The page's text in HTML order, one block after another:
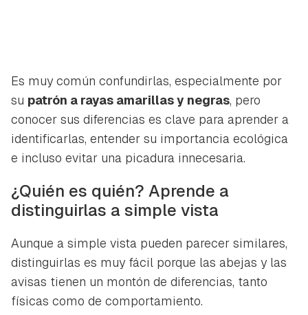
Es muy común confundirlas, especialmente por
su patrón a rayas amarillas y negras, pero
conocer sus diferencias es clave para aprender a
identificarlas, entender su importancia ecológica
e incluso evitar una picadura innecesaria.
¿Quién es quién? Aprende a
distinguirlas a simple vista
Aunque a simple vista pueden parecer similares,
distinguirlas es muy fácil porque las abejas y las
avisas tienen un montón de diferencias, tanto
físicas como de comportamiento.